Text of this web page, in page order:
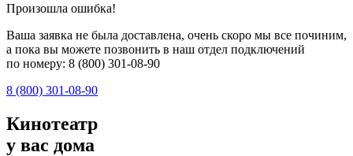
Произошла ошибка!
Ваша заявка не была доставлена, очень скоро мы все починим,
а пока вы можете позвонить в наш отдел подключений
по номеру: 8 (800) 301-08-90
8 (800) 301-08-90
Кинотеатр
у вас дома